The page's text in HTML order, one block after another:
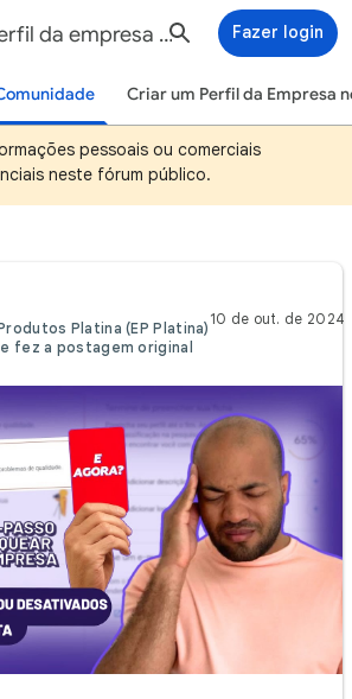
Ajuda do Perfil da empresa no Google Fazer login
Criar um Perfil da Empresa
pessoais ou comerciais
neste fórum público.
Platina (EP Platina)
fez a postagem original
10 de out. de 2024